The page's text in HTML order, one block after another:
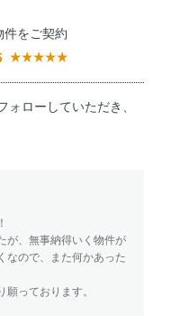
件をご契約
ローしていただき、
が、無事納得いく物件が
なので、また何かあった
っております。